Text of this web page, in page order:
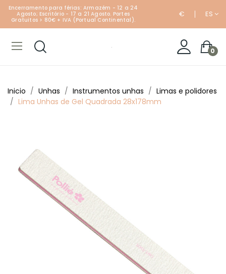
Encerramento para férias: Armazém - 12 a 24
Agosto; Escritório - 17 a 21 Agosto. Portes
Gratuitos > 80€ + IVA (Portual Continental).
€ ES
0
Inicio Unhas Instrumentos unhas
Limas e polidores
Lima Unhas de Gel Quadrada 28x178mm